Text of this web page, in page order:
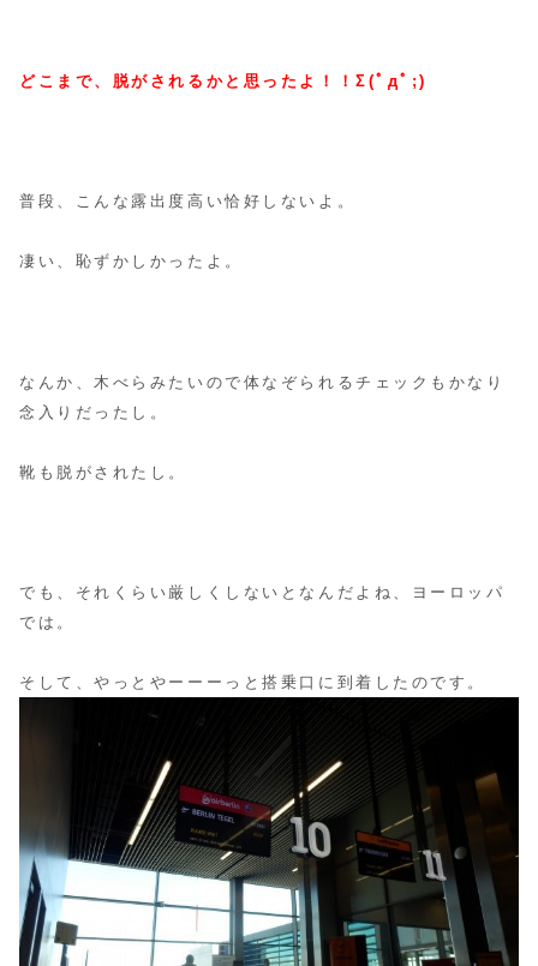
どこまで、脱がされるかと思ったよ！！Σ(ﾟдﾟ;)
普段、こんな露出度高い恰好しないよ。
凄い、恥ずかしかったよ。
なんか、木べらみたいので体なぞられるチェックもかなり
念入りだったし。
靴も脱がされたし。
でも、それくらい厳しくしないとなんだよね、ヨーロッパ
では。
そして、やっとやーーーっと搭乗口に到着したのです。